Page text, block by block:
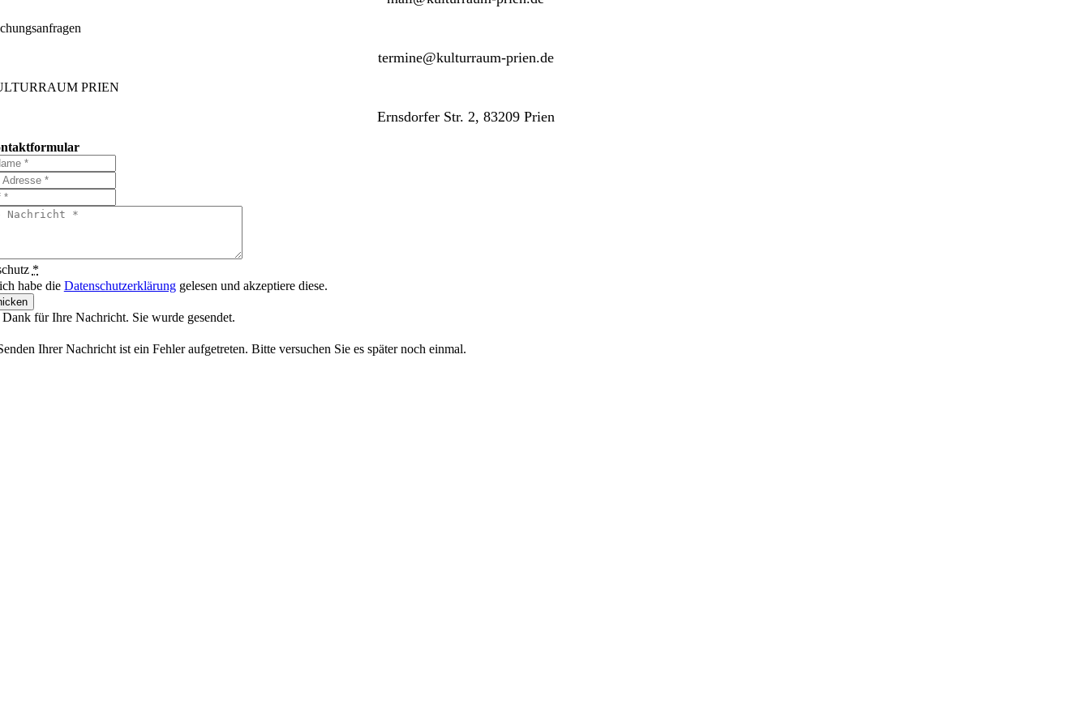
termine@kulturraum-prien.de
PRIEN
Ernsdorfer Str. 2, 83209 Prien
*
habe die Datenschutzerklärunggelesen und akzeptiere diese.
für Ihre Nachricht. Sie wurde gesendet.
Ihrer Nachricht ist ein Fehler aufgetreten. Bitte versuchen Sie es später noch einmal.